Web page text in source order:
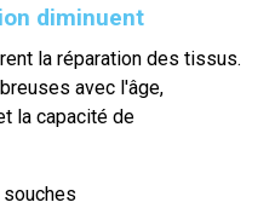
diminuent
la réparation des tissus.
avec l'âge,
la capacité de